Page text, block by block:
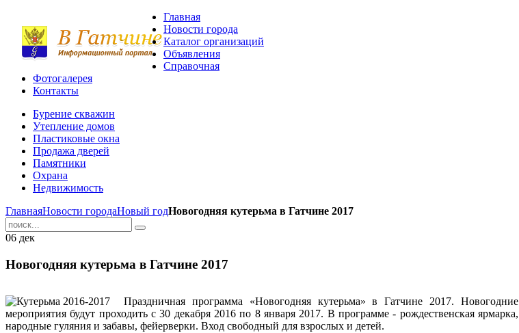
Главная
Новости города
Каталог организаций
Объявления
Справочная
Фотогалерея
Контакты
Бурение скважин
Утепление домов
Пластиковые окна
Продажа дверей
Памятники
Охрана
Недвижимость
ГлавнаяНовости городаНовый годНовогодняя кутерьма в Гатчине 2017
06 дек
Новогодняя кутерьма в Гатчине 2017
Праздничная программа «Новогодняя кутерьма» в Гатчине 2017. Новогодние
мероприятия будут проходить с 30 декабря 2016 по 8 января 2017. В программе - рождественская ярмарка,
народные гуляния и забавы, фейерверки. Вход свободный для взрослых и детей.